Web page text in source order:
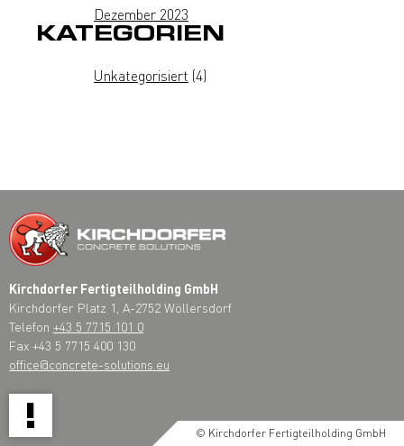
Dezember 2023
KATEGORIEN
Unkategorisiert (4)
Kirchdorfer Fertigteilholding GmbH
Kirchdorfer Platz 1, A-2752 Wöllersdorf
Telefon +43 5 7715 101 0
Fax +43 5 7715 400 130
office@concrete-solutions.eu
© Kirchdorfer Fertigteilholding GmbH
!